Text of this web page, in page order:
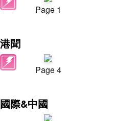
Page 1
港聞
Page 4
國際&中國